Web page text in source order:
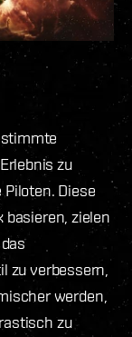
zu
Diese
basieren, zielen
zu verbessern,
werden,
zu